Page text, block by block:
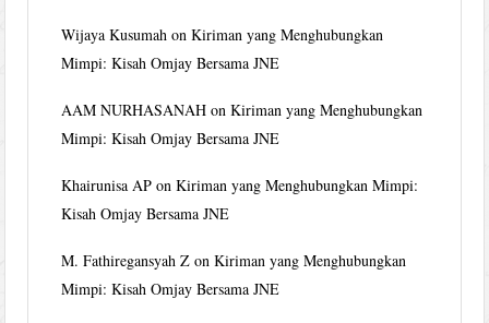
Wijaya Kusumah onKiriman yang Menghubungkan
Mimpi: Kisah Omjay Bersama JNE
AAM NURHASANAH onKiriman yang Menghubungkan
Mimpi: Kisah Omjay Bersama JNE
Khairunisa AP onKiriman yang Menghubungkan Mimpi:
Kisah Omjay Bersama JNE
M. Fathiregansyah Z onKiriman yang Menghubungkan
Mimpi: Kisah Omjay Bersama JNE